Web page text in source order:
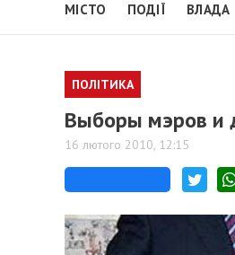
МІСТО ПОДІЇ ВЛАДА
ПОЛІТИКА
Выборы мэров и
16 лютого 2010, 12:15